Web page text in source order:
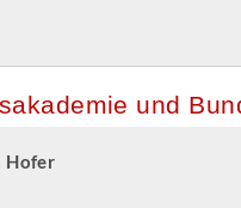
und
Hofer